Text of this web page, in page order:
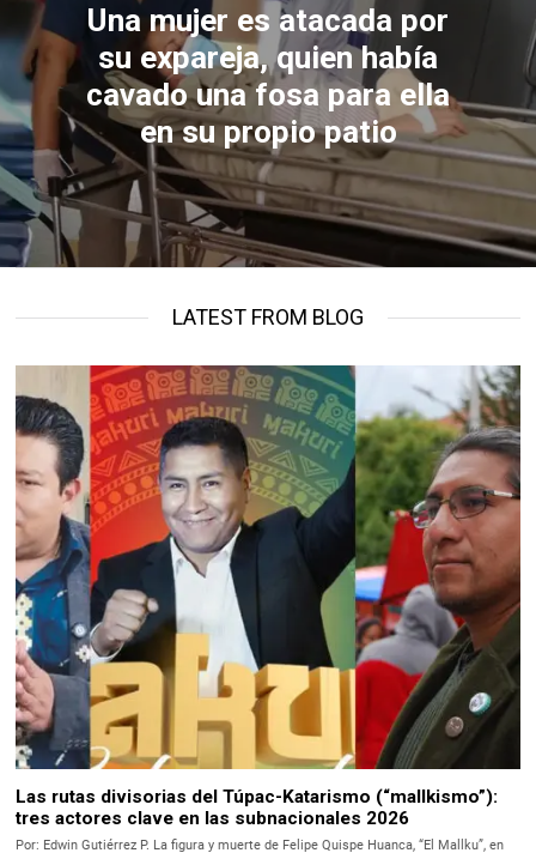
Una mujer es atacada por
su expareja, quien había
cavado una fosa para ella
en su propio patio
LATEST FROM BLOG
Las rutas divisorias del Túpac-Katarismo (“mallkismo”):
tres actores clave en las subnacionales 2026
Por: Edwin Gutiérrez P. La figura y muerte de Felipe Quispe Huanca, “El Mallku”, en